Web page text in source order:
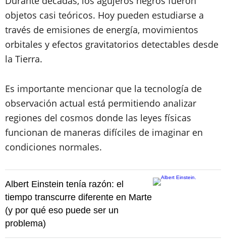
objetos casi teóricos. Hoy pueden estudiarse a
través de emisiones de energía, movimientos
orbitales y efectos gravitatorios detectables desde
la Tierra.
Es importante mencionar que la tecnología de
observación actual está permitiendo analizar
regiones del cosmos donde las leyes físicas
funcionan de maneras difíciles de imaginar en
condiciones normales.
Albert Einstein tenía razón: el
tiempo transcurre diferente en Marte
(y por qué eso puede ser un
problema)